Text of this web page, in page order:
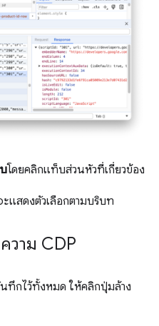
โดยคลิกแท็บส่วนหัวที่เกี่ยวข้อง
ะแสดงตัวเลือกตามบริบท
วาม CDP
ทึกไว้ทั้งหมด ให้คลิกปุ่มล้าง